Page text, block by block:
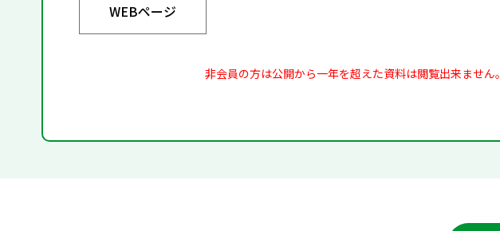
WEBページ
非会員の方は公開から一年を超えた資料は閲覧出来ません。